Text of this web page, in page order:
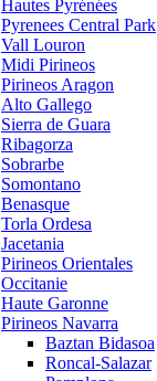
Hautes Pyrénées
Pyrenees Central Park
Vall Louron
Midi Pirineos
Pirineos Aragon
Alto Gallego
Sierra de Guara
Ribagorza
Sobrarbe
Somontano
Benasque
Torla Ordesa
Jacetania
Pirineos Orientales
Occitanie
Haute Garonne
Pirineos Navarra
Baztan Bidasoa
Roncal-Salazar